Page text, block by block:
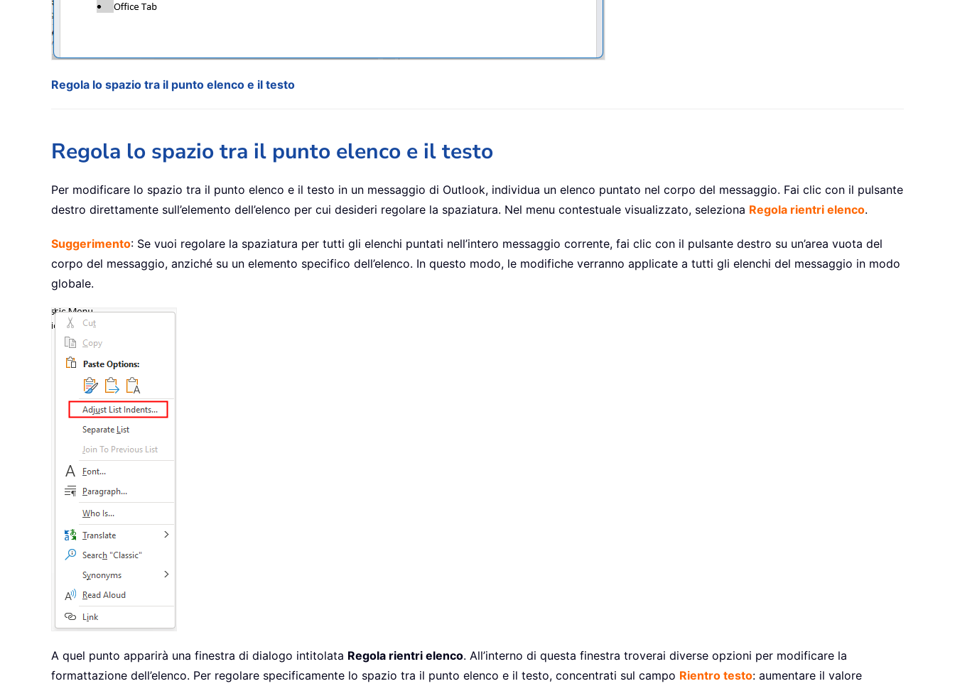
Regola lo spazio tra il punto elenco e il testo
Regola lo spazio tra il punto elenco e il testo
Per modificare lo spazio tra il punto elenco e il testo in un messaggio di Outlook, individua un elenco puntato nel corpo del messaggio. Fai clic con il pulsante
destro direttamente sull’elemento dell’elenco per cui desideri regolare la spaziatura. Nel menu contestuale visualizzato, seleziona Regola rientri elenco.
Suggerimento: Se vuoi regolare la spaziatura per tutti gli elenchi puntati nell’intero messaggio corrente, fai clic con il pulsante destro su un’area vuota del
corpo del messaggio, anziché su un elemento specifico dell’elenco. In questo modo, le modifiche verranno applicate a tutti gli elenchi del messaggio in modo
globale.
A quel punto apparirà una finestra di dialogo intitolata Regola rientri elenco. All’interno di questa finestra troverai diverse opzioni per modificare la
formattazione dell’elenco. Per regolare specificamente lo spazio tra il punto elenco e il testo, concentrati sul campo Rientro testo: aumentare il valore